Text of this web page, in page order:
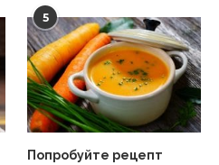
5
Попробуйте рецепт